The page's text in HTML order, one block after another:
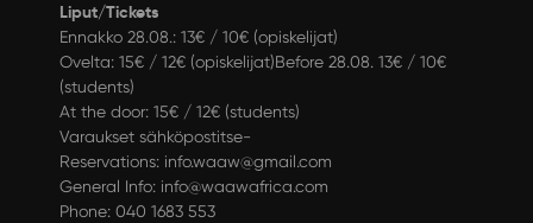
Liput/Tickets
Ennakko 28.08.: 13€ / 10€ (opiskelijat)
Ovelta: 15€ / 12€ (opiskelijat)Before 28.08. 13€ / 10€
(students)
At the door: 15€ / 12€ (students)
Varaukset sähköpostitse-
Reservations: info.waaw@gmail.com
General Info: info@waawafrica.com
Phone: 040 1683 553